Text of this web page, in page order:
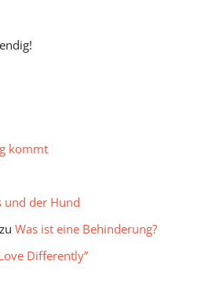
kommt
und der Hund
zu Was ist eine Behinderung?
Differently”